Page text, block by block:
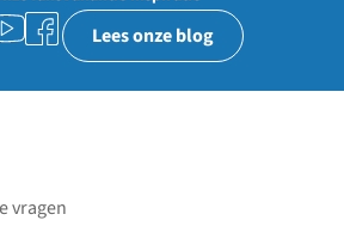
Lees onze blog
vragen